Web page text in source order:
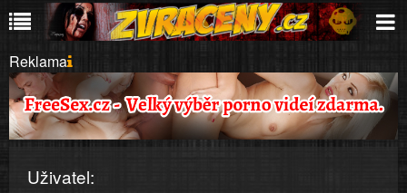
Reklama
Uživatel: